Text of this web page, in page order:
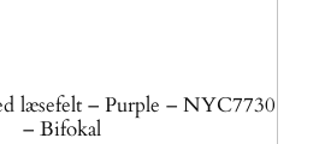
læsefelt – Purple – NYC7730
– Bifokal